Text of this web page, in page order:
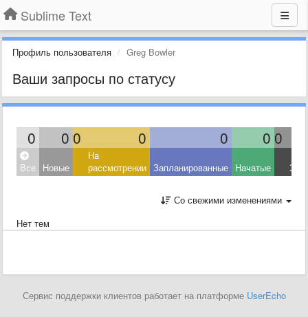
Sublime Text
Профиль пользователя Greg Bowler
Ваши запросы по статусу
0 0 0 0 0 0 0
Все Новые
На
рассмотрении Запланированные Начатые
Со свежими изменениями
Нет тем
Сервис поддержки клиентов работает на платформе UserEcho